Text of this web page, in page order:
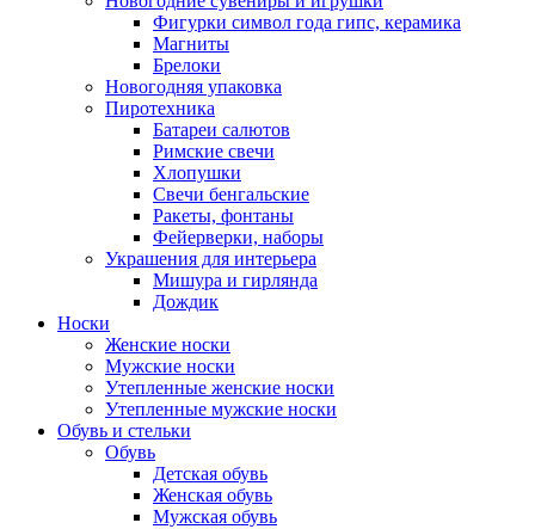
Фигурки символ года гипс, керамика
Магниты
Брелоки
Новогодняя упаковка
Пиротехника
Батареи салютов
Римские свечи
Хлопушки
Свечи бенгальские
Ракеты, фонтаны
Фейерверки, наборы
Украшения для интерьера
Мишура и гирлянда
Дождик
Носки
Женские носки
Мужские носки
Утепленные женские носки
Утепленные мужские носки
Обувь и стельки
Обувь
Детская обувь
Женская обувь
Мужская обувь